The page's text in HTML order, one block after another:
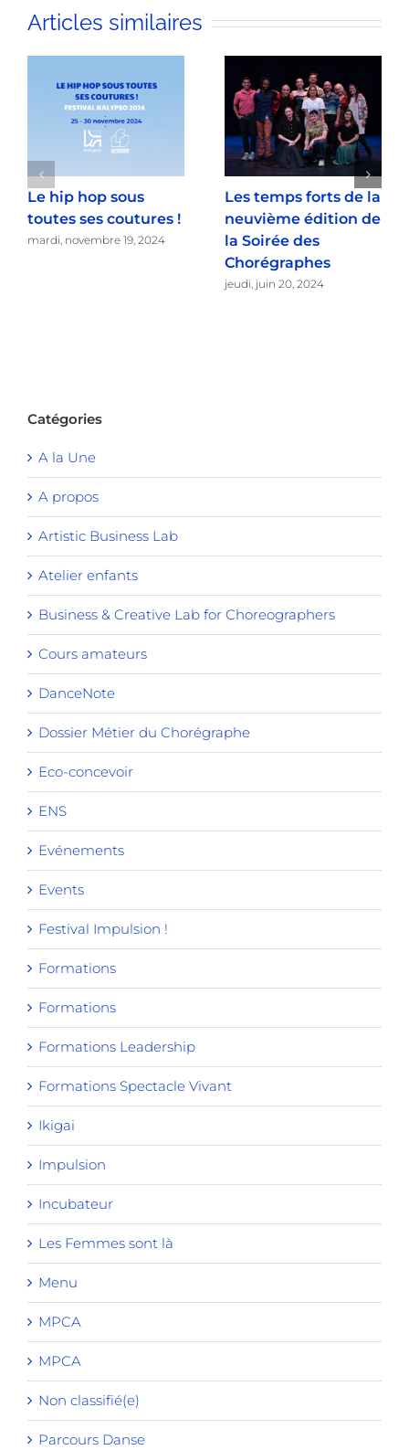
Articles similaires
Le hip hop sous
toutes ses coutures !
mardi, novembre 19, 2024
Les temps forts de la
neuvième édition de
la Soirée des
Chorégraphes
jeudi, juin 20, 2024
Catégories
A la Une
A propos
Artistic Business Lab
Atelier enfants
Business & Creative Lab for Choreographers
Cours amateurs
DanceNote
Dossier Métier du Chorégraphe
Eco-concevoir
ENS
Evénements
Events
Festival Impulsion !
Formations
Formations
Formations Leadership
Formations Spectacle Vivant
Ikigai
Impulsion
Incubateur
Les Femmes sont là
Menu
MPCA
MPCA
Non classifié(e)
Parcours Danse